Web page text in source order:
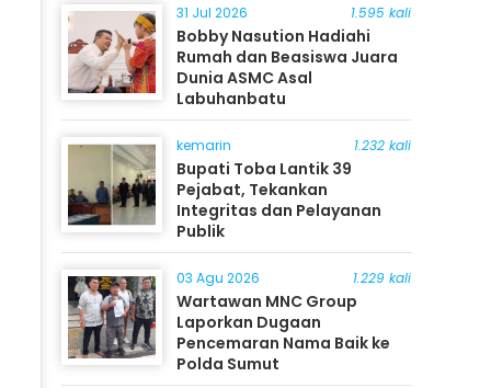
31 Jul 2026 1.595 kali
Bobby Nasution Hadiahi
Rumah dan Beasiswa Juara
Dunia ASMC Asal
Labuhanbatu
kemarin 1.232 kali
Bupati Toba Lantik 39
Pejabat, Tekankan
Integritas dan Pelayanan
Publik
03 Agu 2026 1.229 kali
Wartawan MNC Group
Laporkan Dugaan
Pencemaran Nama Baik ke
Polda Sumut